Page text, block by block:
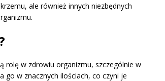
ale również innych niezbędnych
rolę w zdrowiu organizmu, szczególnie w
go w znacznych ilościach, co czyni je